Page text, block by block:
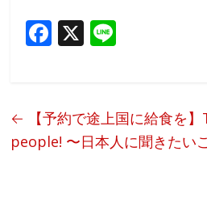
F
b
o
X
←
【予約で途上国に給食を
people! 〜日本人に聞きたい